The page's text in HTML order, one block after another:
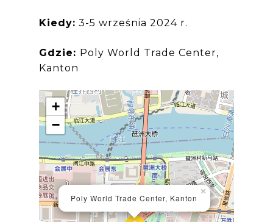
Kiedy: 3-5 września 2024 r.
Gdzie: Poly World Trade Center,
Kanton
Poly World Trade Center, Kanton
×
+
−